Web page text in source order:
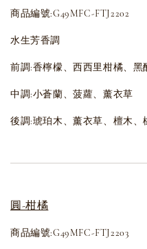
商品編號:G49MFC-FTJ2202
水生芳香調
前調:香檸檬、西西里柑橘、黑
中調:小蒼蘭、菠蘿、薰衣草
後調:琥珀木、薰衣草、檀木、
圓-柑橘
商品編號:G49MFC-FTJ2203